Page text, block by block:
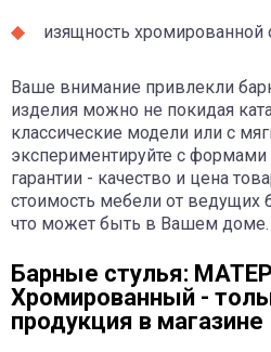
изящность хромированной
Ваше внимание привлекли
изделия можно не покидая
классические модели или с
экспериментируйте с
гарантии - качество и цена
стоимость мебели от ведущих
что может быть в Вашем доме.
Барные стулья:
Хромированный -
продукция в